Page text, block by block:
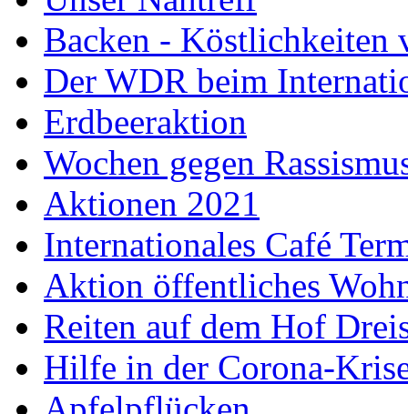
Backen - Köstlichkeiten
Der WDR beim
Erdbeeraktion
Wochen gegen
Aktionen 2021
Internationales Café
Aktion öffentliches
Reiten auf dem Hof
Hilfe in der Corona-